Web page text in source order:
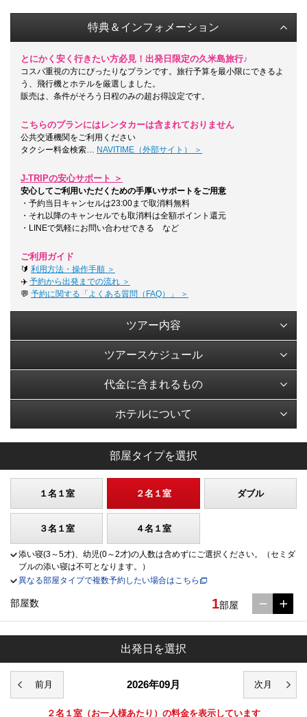
特典＆インフォメーション
とにかく安く行きたい方必見！出発日限定の久米島旅行♪
コスパ重視の方にぴったりなプランです。旅行予算を最小限にできるよ
う、飛行機とホテルを厳選しました。
販売は、条件がそろう日程のみの超お得設定です。
こちらのプランにはレンタカーは含まれておりません
公共交通機関をご利用ください
タクシー料金検索… NAVITIME（外部サイト） ＞
J-TRIPの安心サポート ＞
安心してご利用いただくための手厚いサポートをご用意
・予約当日キャンセルは23:00まで取消料無料
・それ以降のキャンセルでも取消料は全額ポイント還元
・LINEで気軽にお問い合わせできる など
ご利用ガイド
🔰 利用方法・操作手順 ＞
✈️ 予約から出発までの流れ ＞
💬 予約に関する「よくある質問（FAQ）」 ＞
ツアー内容
ツアースケジュール
代金に含まれるもの
ホテルについて
部屋タイプを選択
１名１室 ２名１室 ダブル
３名１室 ４名１室
添い寝(3～5才)、幼児(0～2才)の人数は含めずにご選択ください。（セミダ
ブルの添い寝は不可となります。）
異なる部屋タイプで複数予約したい場合はこちら
部屋数 1部屋
出発日を選択
2026年09月
２名１室 （お一人様あたり）の料金を表示しています